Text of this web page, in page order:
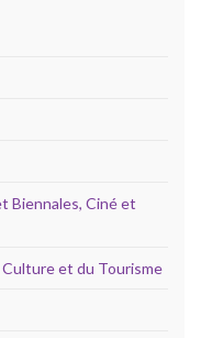
Biennales, Ciné et
et du Tourisme